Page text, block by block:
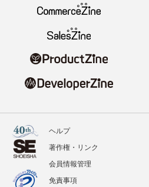
ヘルプ
著作権・リンク
会員情報管理
免責事項